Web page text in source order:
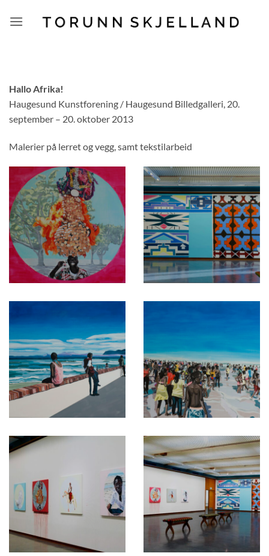
Hallo Afrika!
Haugesund Kunstforening / Haugesund Billedgalleri, 20.
september – 20. oktober 2013
Malerier på lerret og vegg, samt tekstilarbeid